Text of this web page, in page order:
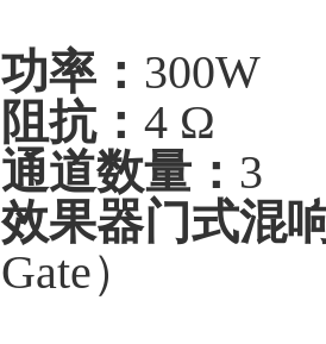
功率： 300W
阻抗： 4 Ω
通道数量： 3
效果器门式混
Gate）